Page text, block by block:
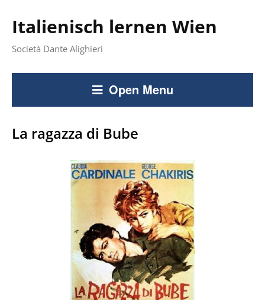
Italienisch lernen Wien
Società Dante Alighieri
Open Menu
La ragazza di Bube